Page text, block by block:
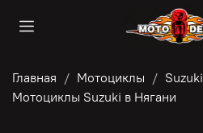
Главная Мотоциклы
Suzuki
Мотоциклы Suzuki в Нягани